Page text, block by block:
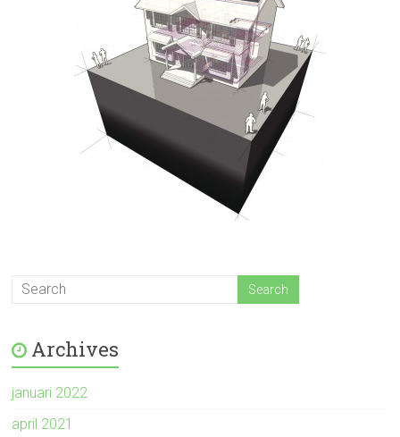
Archives
januari 2022
april 2021